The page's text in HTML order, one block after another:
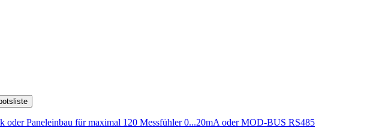
oder Paneleinbau für maximal 120 Messfühler 0...20mA oder MOD-BUS RS485